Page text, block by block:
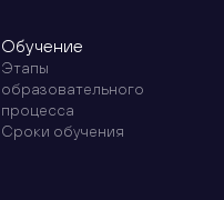
Обучение
Этапы
образовательного
процесса
Сроки обучения